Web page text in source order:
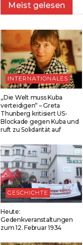
Meist gelesen
INTERNATIONALES
„Die Welt muss Kuba
verteidigen“ – Greta
Thunberg kritisiert US-
Blockade gegen Kuba und
ruft zu Solidarität auf
GESCHICHTE
Heute:
Gedenkveranstaltungen
zum 12. Februar 1934